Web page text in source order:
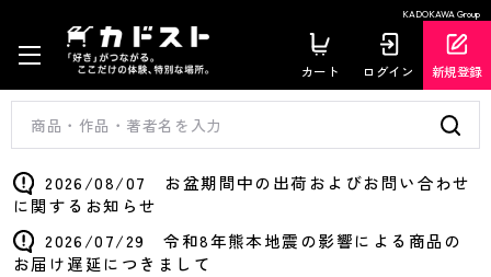
KADOKAWA Group
カート ログイン 新規登録
2026/08/07 お盆期間中の出荷およびお問い合わせ
に関するお知らせ
2026/07/29 令和8年熊本地震の影響による商品の
お届け遅延につきまして